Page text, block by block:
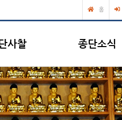
홈
사찰
사찰안내
색
종단소식
종단소식
공지사항
행사월력